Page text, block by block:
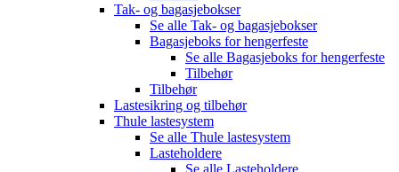
Tak- og bagasjebokser
Se alle Tak- og bagasjebokser
Bagasjeboks for hengerfeste
Se alle Bagasjeboks for hengerfeste
Tilbehør
Tilbehør
Lastesikring og tilbehør
Thule lastesystem
Se alle Thule lastesystem
Lasteholdere
Se alle Lasteholdere